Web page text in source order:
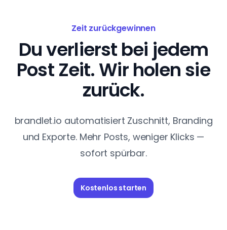
Zeit zurückgewinnen
Du verlierst bei jedem
Post Zeit. Wir holen sie
zurück.
brandlet.io automatisiert Zuschnitt, Branding
und Exporte. Mehr Posts, weniger Klicks —
sofort spürbar.
Kostenlos starten